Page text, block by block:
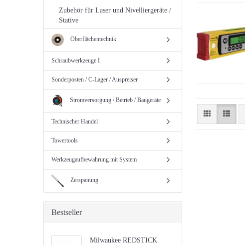
Zubehör für Laser und Nivelliergeräte /
Stative
Oberflächentechnik
Schraubwerkzeuge I
Sonderposten / C-Lager / Auspreiser
Stromversorgung / Betrieb / Baugeräte
Technischer Handel
Towertools
Werkzeugaufbewahrung mit System
Zerspanung
Bestseller
Milwaukee REDSTICK